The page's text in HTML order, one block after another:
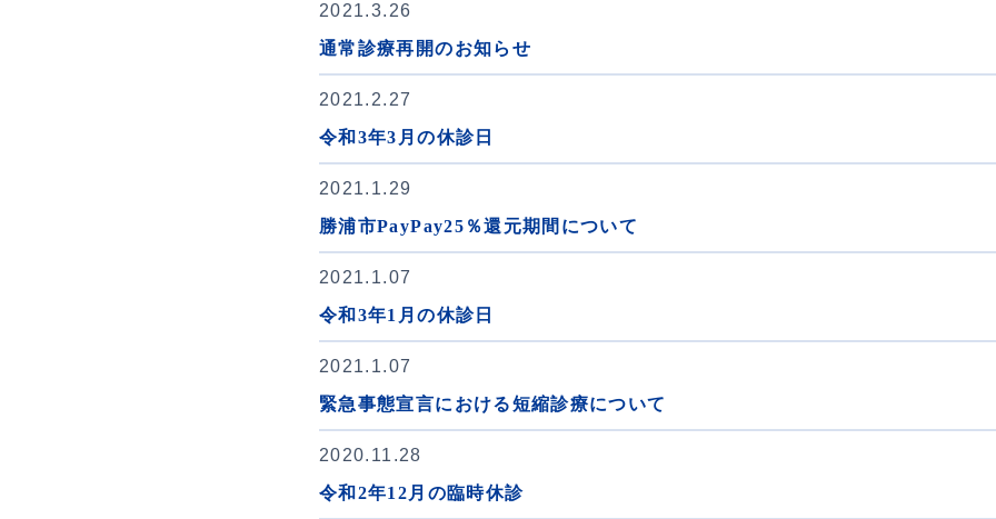
2021.3.26
通常診療再開のお知らせ
2021.2.27
令和3年3月の休診日
2021.1.29
勝浦市PayPay25％還元期間について
2021.1.07
令和3年1月の休診日
2021.1.07
緊急事態宣言における短縮診療について
2020.11.28
令和2年12月の臨時休診